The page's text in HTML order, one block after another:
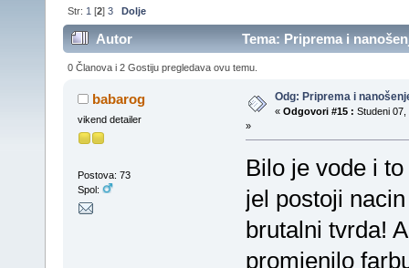
Str: 1 [2]3 Dolje
Autor Tema: Priprema i
0 Članova i 2 Gostiju pregledava ovu temu.
babarog
vikend detailer
Postova: 73
Spol:
Odg: Priprema i
« Odgovori #15 : Studeni 07,
»
Bilo je vode i
jel postoji
brutalni tvrda!
promjenilo